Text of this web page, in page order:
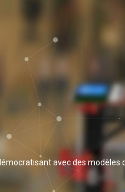
avec des modèles